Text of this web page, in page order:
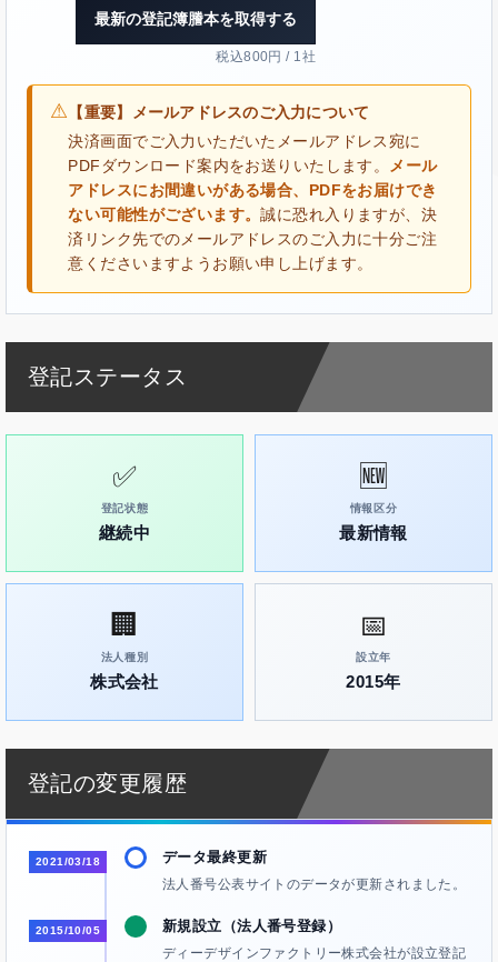
最新の登記簿謄本を取得する
税込800円 / 1社
⚠ 【重要】メールアドレスのご入力について
決済画面でご入力いただいたメールアドレス宛に
PDFダウンロード案内をお送りいたします。
メール
アドレスにお間違いがある場合、PDFをお届けでき
ない可能性がございます。誠に恐れ入りますが、決
済リンク先でのメールアドレスのご入力に十分ご注
意くださいますようお願い申し上げます。
登記ステータス
✅
登記状態
継続中
🆕
情報区分
最新情報
🏢
法人種別
株式会社
📅
設立年
2015年
登記の変更履歴
2021/03/18 データ最終更新
法人番号公表サイトのデータが更新されました。
2015/10/05 新規設立（法人番号登録）
ディーデザインファクトリー株式会社が設立登記